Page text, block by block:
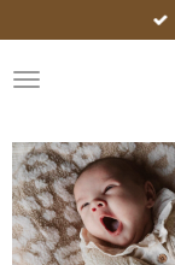
direct
naar
de